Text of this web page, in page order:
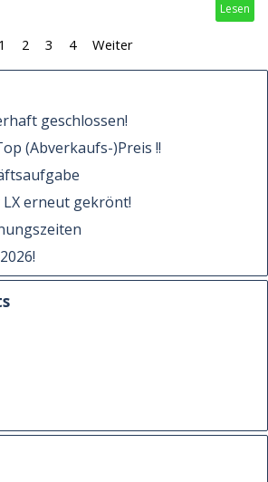
Lesen
1 2 3 4 Weiter
geschlossen!
(Abverkaufs-)Preis !!
erneut gekrönt!